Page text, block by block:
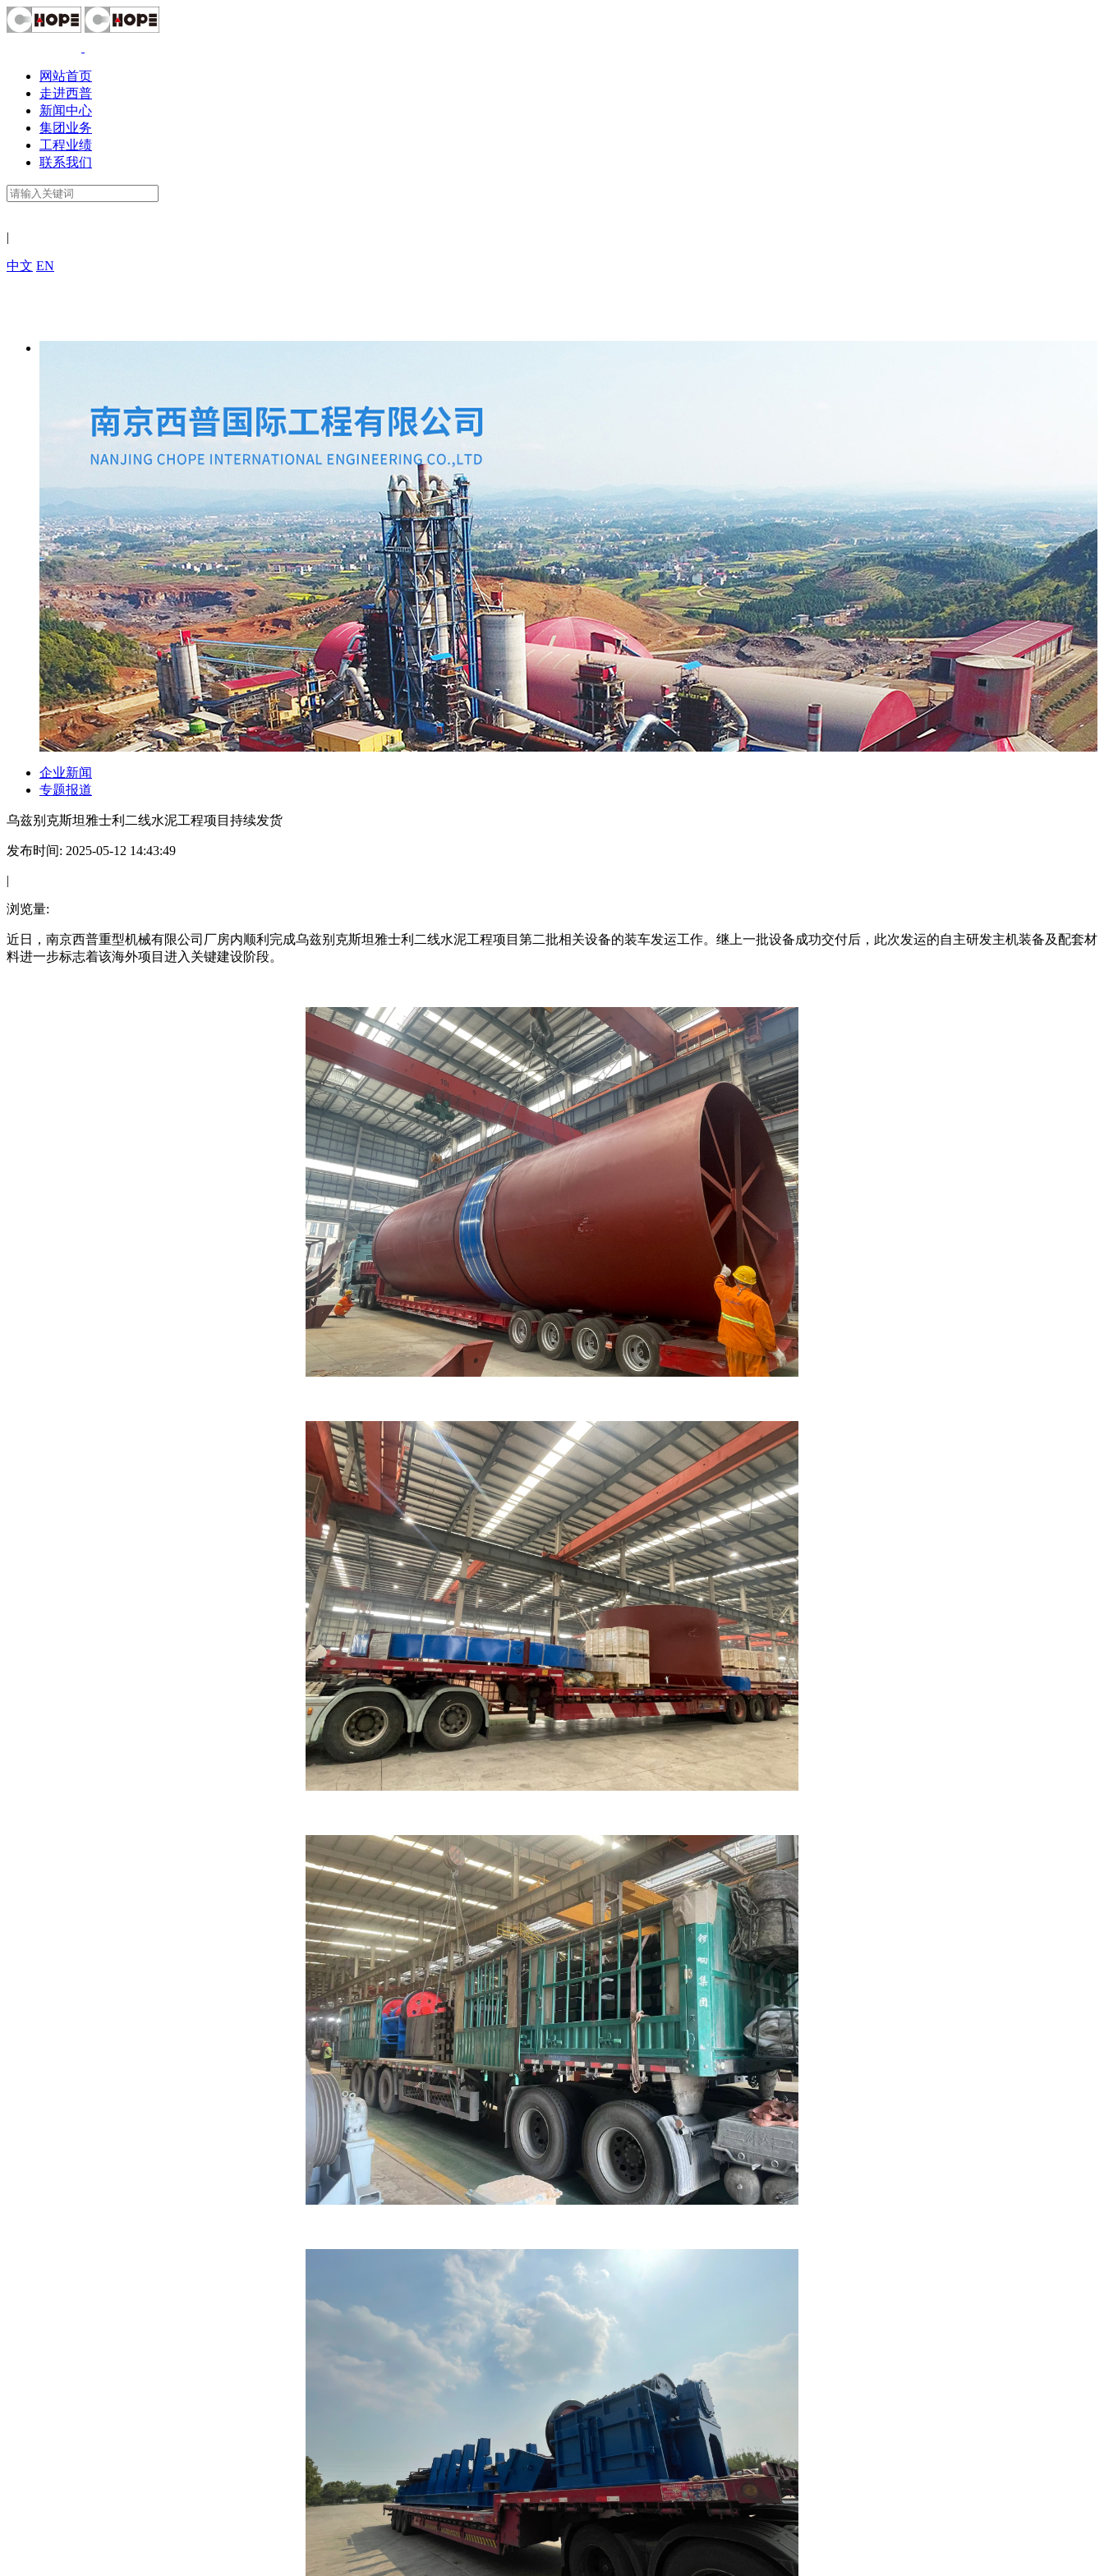
网站首页
走进西普
新闻中心
集团业务
工程业绩
联系我们
|
中文 EN
企业新闻
专题报道
乌兹别克斯坦雅士利二线水泥工程项目持续发货
发布时间: 2025-05-12 14:43:49
|
浏览量:
近日，南京西普重型机械有限公司厂房内顺利完成乌兹别克斯坦雅士利二线水泥工程项目第二批相关设备的装车发运工作。继上一批设备成功交付后，此次发运的自主研发主机装备及配套材
料进一步标志着该海外项目进入关键建设阶段。